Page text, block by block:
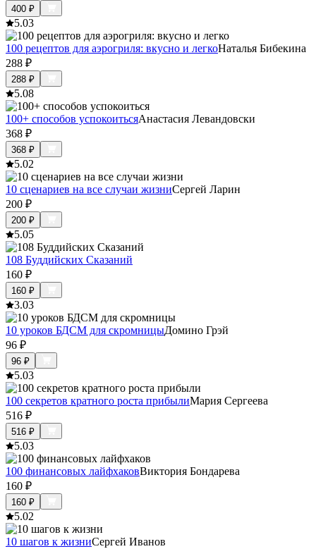
400 ₽
5.03
100 рецептов для аэрогриля: вкусно и легкоНаталья Бибекина
288 ₽
288 ₽
5.08
100+ способов успокоитьсяАнастасия Левандовски
368 ₽
368 ₽
5.02
10 сценариев на все случаи жизниСергей Ларин
200 ₽
200 ₽
5.05
108 Буддийских Сказаний
160 ₽
160 ₽
3.03
10 уроков БДСМ для скромницыДомино Грэй
96 ₽
96 ₽
5.03
100 секретов кратного роста прибылиМария Сергеева
516 ₽
516 ₽
5.03
100 финансовых лайфхаковВиктория Бондарева
160 ₽
160 ₽
5.02
10 шагов к жизниСергей Иванов